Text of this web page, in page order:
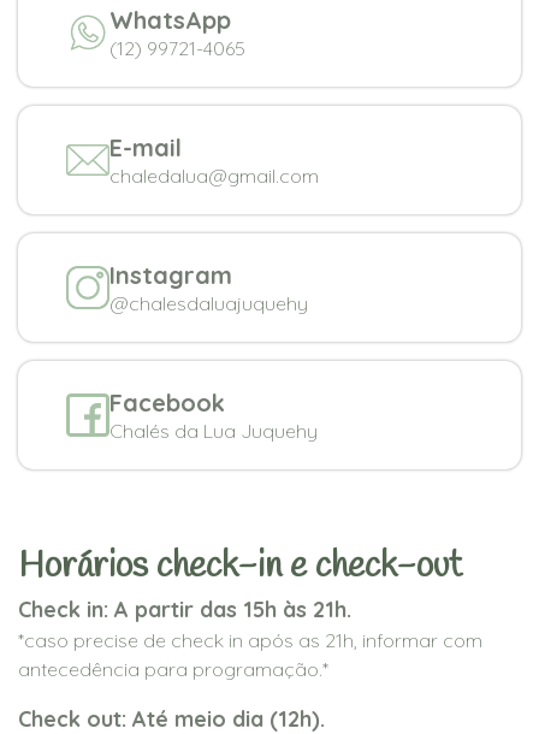
WhatsApp
(12) 99721-4065
E-mail
chaledalua@gmail.com
Instagram
@chalesdaluajuquehy
Facebook
Chalés da Lua Juquehy
Horários check-in e check-out
Check in: A partir das 15h às 21h.
*caso precise de check in após as 21h, informar com
antecedência para programação.*
Check out: Até meio dia (12h).